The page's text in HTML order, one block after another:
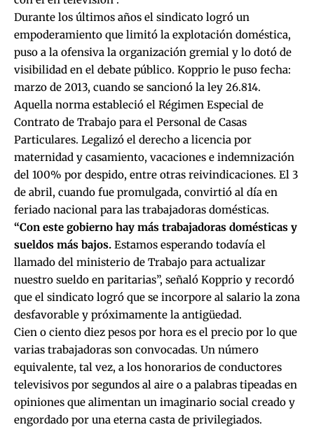
Durante los últimos años el sindicato logró un
empoderamiento que limitó la explotación doméstica,
puso a la ofensiva la organización gremial y lo dotó de
visibilidad en el debate público. Kopprio le puso fecha:
marzo de 2013, cuando se sancionó la ley 26.814.
Aquella norma estableció el Régimen Especial de
Contrato de Trabajo para el Personal de Casas
Particulares. Legalizó el derecho a licencia por
maternidad y casamiento, vacaciones e indemnización
del 100% por despido, entre otras reivindicaciones. El 3
de abril, cuando fue promulgada, convirtió al día en
feriado nacional para las trabajadoras domésticas.
“Con este gobierno hay más trabajadoras domésticas y
sueldos más bajos. Estamos esperando todavía el
llamado del ministerio de Trabajo para actualizar
nuestro sueldo en paritarias”, señaló Kopprio y recordó
que el sindicato logró que se incorpore al salario la zona
desfavorable y próximamente la antigüedad.
Cien o ciento diez pesos por hora es el precio por lo que
varias trabajadoras son convocadas. Un número
equivalente, tal vez, a los honorarios de conductores
televisivos por segundos al aire o a palabras tipeadas en
opiniones que alimentan un imaginario social creado y
engordado por una eterna casta de privilegiados.